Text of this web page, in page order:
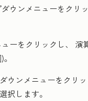
ウンメニューをクリ
ーをクリックし、 演
ウンメニューをクリ
択します。